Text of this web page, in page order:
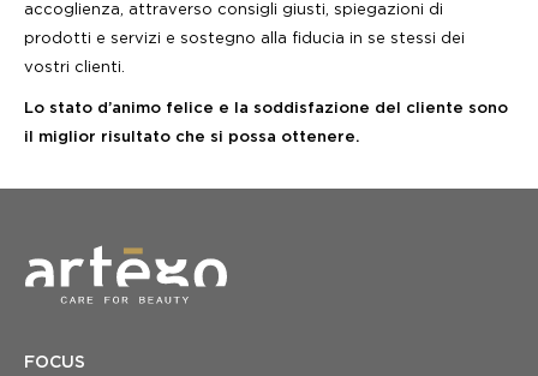
accoglienza, attraverso consigli giusti, spiegazioni di
prodotti e servizi e sostegno alla fiducia in se stessi dei
vostri clienti.
Lo stato d’animo felice e la soddisfazione del cliente sono
il miglior risultato che si possa ottenere.
FOCUS